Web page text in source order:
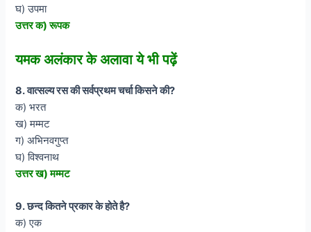
घ) उपमा
उत्तर क) रूपक
यमक अलंकार के अलावा ये भी पढ़ें
8. वात्सल्य रस की सर्वप्रथम चर्चा किसने की?
क) भरत
ख) मम्मट
ग) अभिनवगुप्त
घ) विश्वनाथ
उत्तर ख) मम्मट
9. छन्द कितने प्रकार के होते है?
क) एक